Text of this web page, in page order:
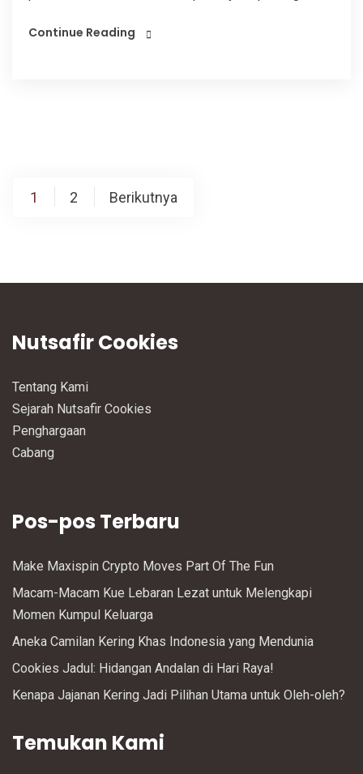
Continue Reading
Paginasi
1 2 Berikutnya
Nutsafir Cookies
Tentang Kami
Sejarah Nutsafir Cookies
Penghargaan
Cabang
Pos-pos Terbaru
Make Maxispin Crypto Moves Part Of The Fun
Macam-Macam Kue Lebaran Lezat untuk Melengkapi
Momen Kumpul Keluarga
Aneka Camilan Kering Khas Indonesia yang Mendunia
Cookies Jadul: Hidangan Andalan di Hari Raya!
Kenapa Jajanan Kering Jadi Pilihan Utama untuk Oleh-oleh?
Temukan Kami